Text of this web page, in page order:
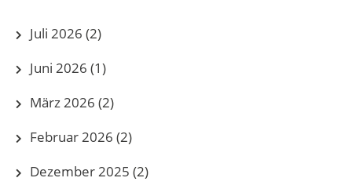
Juli 2026 (2)
Juni 2026 (1)
März 2026 (2)
Februar 2026 (2)
Dezember 2025 (2)